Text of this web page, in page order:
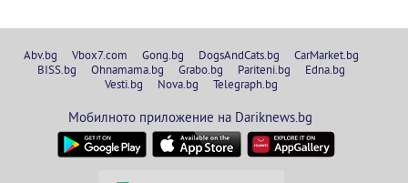
Abv.bg Vbox7.com Gong.bg DogsAndCats.bg
CarMarket.bg
BISS.bg
Ohnamama.bg Grabo.bg Pariteni.bg
Edna.bg
Vesti.bg
Nova.bg Telegraph.bg
Мобилното приложение на Dariknews.bg